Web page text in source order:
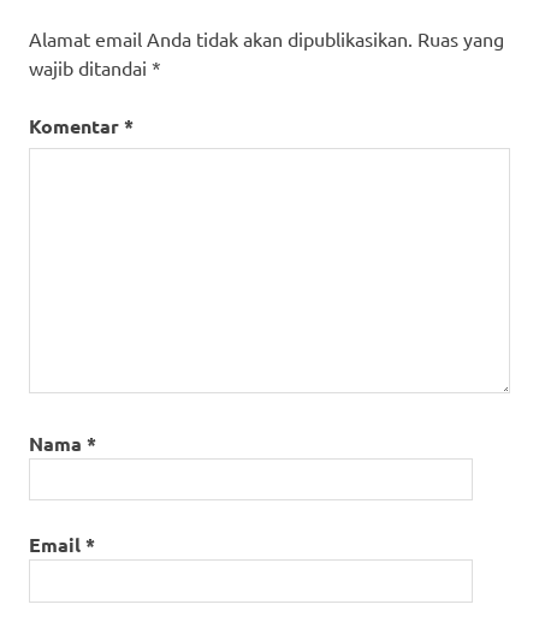
Alamat email Anda tidak akan dipublikasikan. Ruas yang
wajib ditandai *
Komentar*
Nama *
Email*